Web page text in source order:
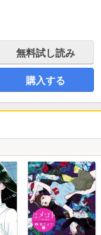
無料試し読み
購入する